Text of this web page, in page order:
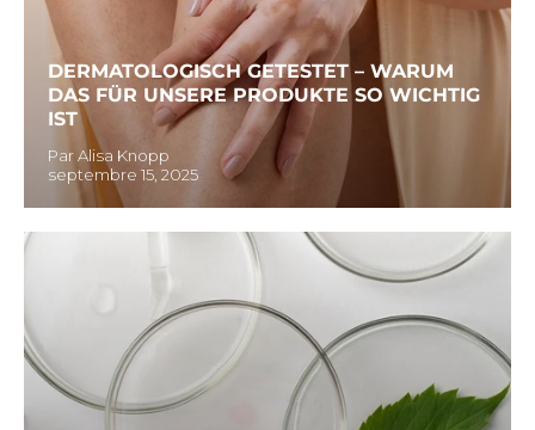
DERMATOLOGISCH GETESTET – WARUM
DAS FÜR UNSERE PRODUKTE SO WICHTIG
IST
Par Alisa Knopp
septembre 15, 2025